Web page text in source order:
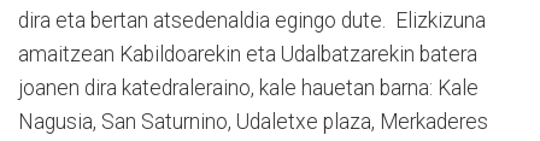
dira eta bertan atsedenaldia egingo dute. Elizkizuna
amaitzean Kabildoarekin eta Udalbatzarekin batera
joanen dira katedraleraino, kale hauetan barna: Kale
Nagusia, San Saturnino, Udaletxe plaza, Merkaderes